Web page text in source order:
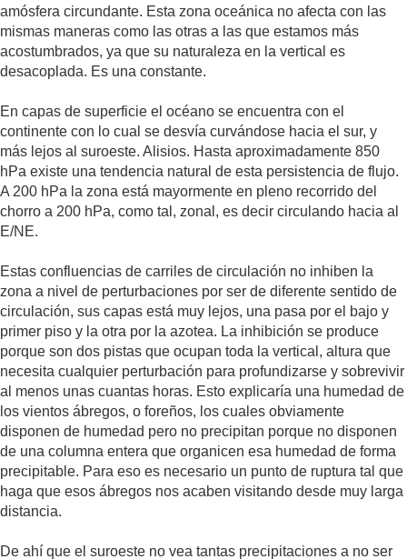
amósfera circundante. Esta zona oceánica no afecta con las
mismas maneras como las otras a las que estamos más
acostumbrados, ya que su naturaleza en la vertical es
desacoplada. Es una constante.
En capas de superficie el océano se encuentra con el
continente con lo cual se desvía curvándose hacia el sur, y
más lejos al suroeste. Alisios. Hasta aproximadamente 850
hPa existe una tendencia natural de esta persistencia de flujo.
A 200 hPa la zona está mayormente en pleno recorrido del
chorro a 200 hPa, como tal, zonal, es decir circulando hacia al
E/NE.
Estas confluencias de carriles de circulación no inhiben la
zona a nivel de perturbaciones por ser de diferente sentido de
circulación, sus capas está muy lejos, una pasa por el bajo y
primer piso y la otra por la azotea. La inhibición se produce
porque son dos pistas que ocupan toda la vertical, altura que
necesita cualquier perturbación para profundizarse y sobrevivir
al menos unas cuantas horas. Esto explicaría una humedad de
los vientos ábregos, o foreños, los cuales obviamente
disponen de humedad pero no precipitan porque no disponen
de una columna entera que organicen esa humedad de forma
precipitable. Para eso es necesario un punto de ruptura tal que
haga que esos ábregos nos acaben visitando desde muy larga
distancia.
De ahí que el suroeste no vea tantas precipitaciones a no ser